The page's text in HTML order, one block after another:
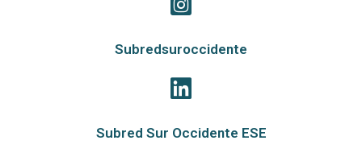
Subredsuroccidente
Subred Sur Occidente ESE